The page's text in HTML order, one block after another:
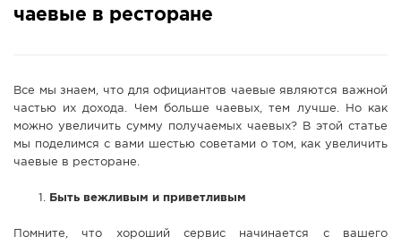
СПРАВОЧНИК
АФИША
КАМЕРЫ
КОНКУРСЫ
чаевые в ресторане
Все мы знаем, что для официантов чаевые являются важной
частью их дохода. Чем больше чаевых, тем лучше. Но как
можно увеличить сумму получаемых чаевых? В этой статье
мы поделимся с вами шестью советами о том, как увеличить
чаевые в ресторане.
Быть вежливым и приветливым
Помните, что хороший сервис начинается с вашего